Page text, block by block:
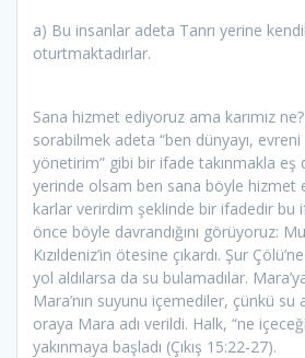
a) Bu insanlar adeta Tanrı yerine
oturtmaktadırlar.
Sana hizmet ediyoruz ama karımız
sorabilmek adeta “ben dünyayı,
yönetirim” gibi bir ifade takınmakla eş
yerinde olsam ben sana böyle hizmet
karlar verirdim şeklinde bir ifadedir bu
önce böyle davrandığını görüyoruz:
Kızıldeniz’in ötesine çıkardı. Şur
yol aldılarsa da su bulamadılar.
Mara’nın suyunu içemediler, çünkü su
oraya Mara adı verildi. Halk, “ne
yakınmaya başladı (Çıkış 15:22-27).